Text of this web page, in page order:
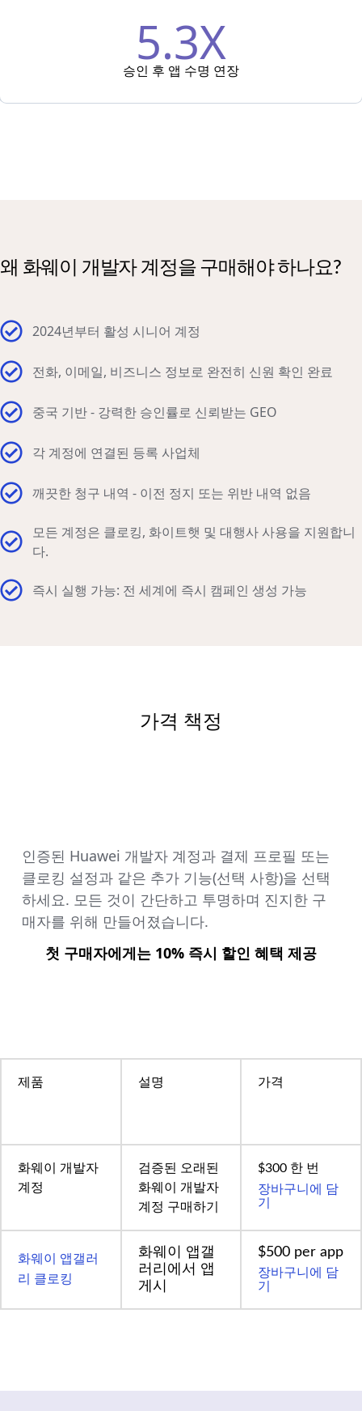
5.3X
승인 후 앱 수명 연장
왜 화웨이 개발자 계정을 구매해야 하나요?
2024년부터 활성 시니어 계정
전화, 이메일, 비즈니스 정보로 완전히 신원 확인 완료
중국 기반 - 강력한 승인률로 신뢰받는 GEO
각 계정에 연결된 등록 사업체
깨끗한 청구 내역 - 이전 정지 또는 위반 내역 없음
모든 계정은 클로킹, 화이트햇 및 대행사 사용을 지원합니
다.
즉시 실행 가능: 전 세계에 즉시 캠페인 생성 가능
가격 책정
인증된 Huawei 개발자 계정과 결제 프로필 또는
클로킹 설정과 같은 추가 기능(선택 사항)을 선택
하세요. 모든 것이 간단하고 투명하며 진지한 구
매자를 위해 만들어졌습니다.
첫 구매자에게는 10% 즉시 할인 혜택 제공
제품 설명 가격
화웨이 개발자
계정
검증된 오래된
화웨이 개발자
계정 구매하기
$300 한 번
장바구니에 담
기
화웨이 앱갤러
리 클로킹
화웨이 앱갤
러리에서 앱
게시
$500 per app
장바구니에 담
기